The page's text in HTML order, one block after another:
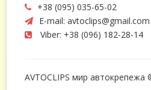
+38 (095) 035-65-02
E-mail: avtoclips@gmail.com
Viber: +38 (096) 182-28-14
AVTOCLIPS мир автокрепежа